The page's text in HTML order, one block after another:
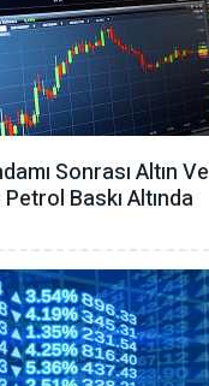
Sonrası Altın Ve
Baskı Altında